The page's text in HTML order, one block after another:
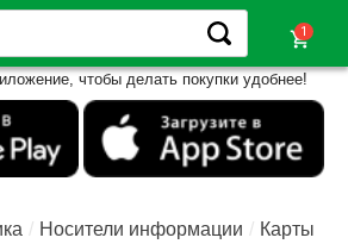
shopping_cart
чтобы делать покупки удобнее!
Носители информации
Карты